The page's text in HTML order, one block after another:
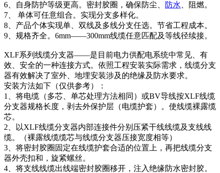
6、自身防护等级更高。密封胶圈，确保防尘、
防水 、阻燃。
7、 单体可任意组合。实现分支多样化。
8、产品个体实现单、双线及多线分支任选。节省工程成本。
9、规格齐全。6mm——300mm线缆任意匹配及等线径续接。
XLF系列线缆分支器——是目前电力供配电系统中常见、有
效、安全的一种连接方式。依照工程安装实际需求，线缆分支
器有效解决了室外、地埋安装涉及的绝缘及防水要求。
安装方法如下（仅供参考）：
1、将电缆（多芯、单芯处理方法相同）或BV导线按XLF线缆
分支器规格长度，剥去外保护层（电缆护套）。使线缆裸露缆
芯。
2、以XLF线缆分支器内部连接件分别压紧干线线缆及支线线
缆。（裸露线缆缆芯与线缆分支器压接宽度相等）
3、将密封胶圈固定在线缆护套合适的位置上，再把线缆分支
器外壳扣和，旋紧螺丝。
4、将支线线缆出线端密封胶圈移开，注入绝缘防水密封胶。